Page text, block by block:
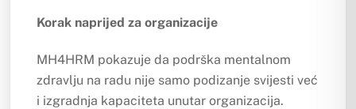
Korak naprijed za organizacije
MH4HRM pokazuje da podrška mentalnom
zdravlju na radu nije samo podizanje svijesti već
i izgradnja kapaciteta unutar organizacija.